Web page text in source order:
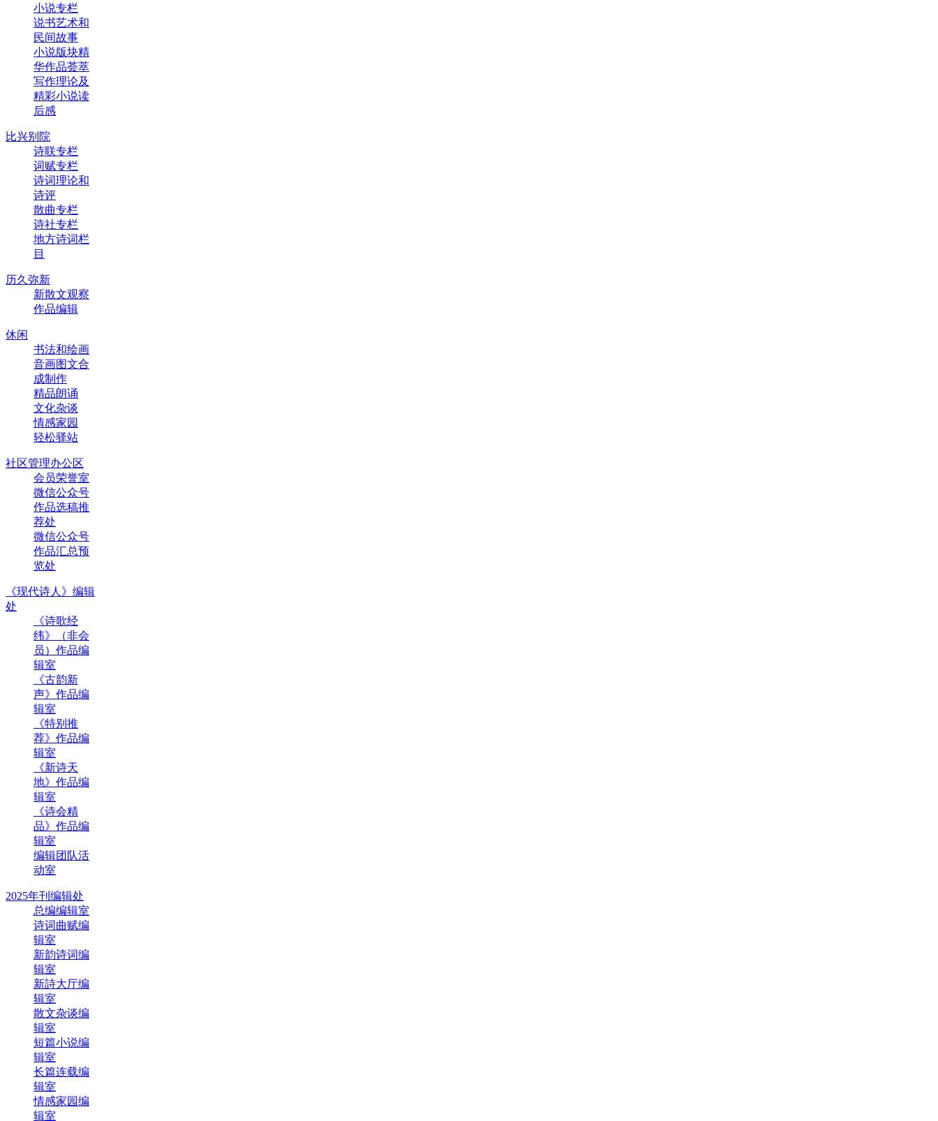
小说专栏
说书艺术和
民间故事
小说版块精
华作品荟萃
写作理论及
精彩小说读
后感
比兴别院
诗联专栏
词赋专栏
诗词理论和
诗评
散曲专栏
诗社专栏
地方诗词栏
目
历久弥新
新散文观察
作品编辑
休闲
书法和绘画
音画图文合
成制作
精品朗诵
文化杂谈
情感家园
轻松驿站
社区管理办公区
会员荣誉室
微信公众号
作品选稿推
荐处
微信公众号
作品汇总预
览处
《现代诗人》编辑
处
《诗歌经
纬》（非会
员）作品编
辑室
《古韵新
声》作品编
辑室
《特别推
荐》作品编
辑室
《新诗天
地》作品编
辑室
《诗会精
品》作品编
辑室
编辑团队活
动室
2025年刊编辑处
总编编辑室
诗词曲赋编
辑室
新韵诗词编
辑室
新詩大厅编
辑室
散文杂谈编
辑室
短篇小说编
辑室
长篇连载编
辑室
情感家园编
辑室